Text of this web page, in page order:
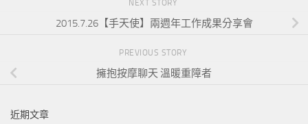
NEXT STORY
2015.7.26【手天使】兩週年工作成果分享會
PREVIOUS STORY
擁抱按摩聊天 溫暖重障者
近期文章